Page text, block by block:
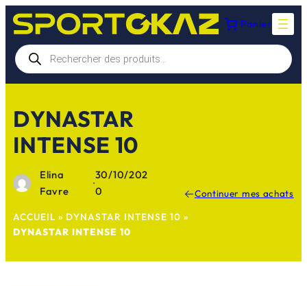
Aller
au
contenu
Panier
Recherche
de
produits
DYNASTAR
INTENSE 10
Elina
Favre
·
30/10/202
0
Continuer mes achats
ACCUEIL » DYNASTAR INTENSE 10 »
DYNASTAR INTENSE 10